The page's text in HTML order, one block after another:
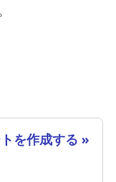
を作成する